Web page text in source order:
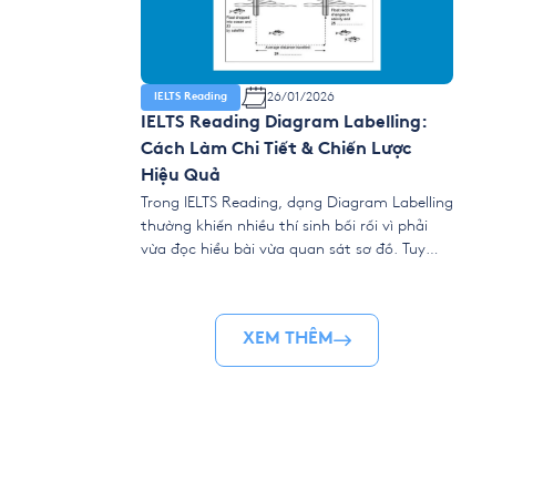
IELTS Reading 26/01/2026
IELTS Reading Diagram Labelling:
Cách Làm Chi Tiết & Chiến Lược
Hiệu Quả
Trong IELTS Reading, dạng Diagram Labelling
thường khiến nhiều thí sinh bối rối vì phải
vừa đọc hiểu bài vừa quan sát sơ đồ. Tuy
xuất hiện rõ ràng trong văn bản, không hề
XEM THÊM